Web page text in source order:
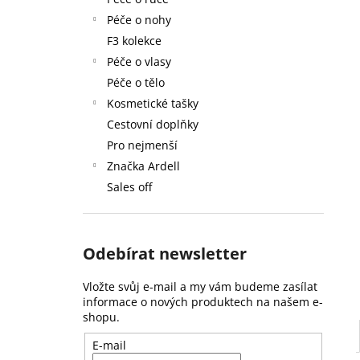
Péče o nohy
F3 kolekce
Péče o vlasy
Péče o tělo
Kosmetické tašky
Cestovní doplňky
Pro nejmenší
Značka Ardell
Sales off
Odebírat newsletter
Vložte svůj e-mail a my vám budeme zasílat
informace o nových produktech na našem e-
shopu.
E-mail